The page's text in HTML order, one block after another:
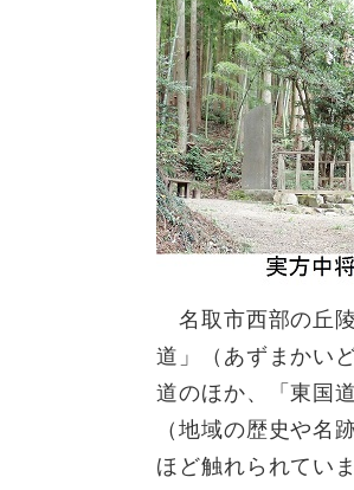
名取市西部の丘
道」（あずまかい
道のほか、「東国
（地域の歴史や名
ほど触れられてい